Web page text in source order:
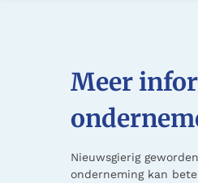
Meer
Nieuwsgierig
onderneming kan